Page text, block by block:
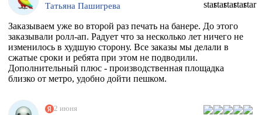
Татьяна Пашигрева
Заказываем уже во второй раз печать на банере. До этого
заказывали ролл-ап. Радует что за несколько лет ничего не
изменилось в худшую сторону. Все заказы мы делали в
сжатые сроки и ребята при этом не подводили.
Дополнительный плюс - производственная площадка
близко от метро, удобно дойти пешком.
2 июня